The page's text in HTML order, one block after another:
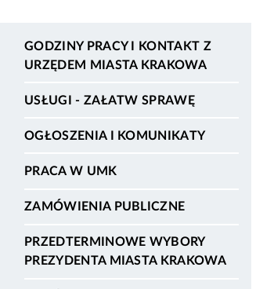
GODZINY PRACY I KONTAKT Z
URZĘDEM MIASTA KRAKOWA
USŁUGI - ZAŁATW SPRAWĘ
OGŁOSZENIA I KOMUNIKATY
PRACA W UMK
ZAMÓWIENIA PUBLICZNE
PRZEDTERMINOWE WYBORY
PREZYDENTA MIASTA KRAKOWA